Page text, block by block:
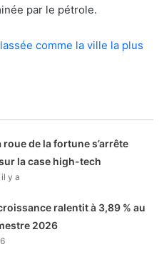
par le pétrole.
comme la ville la plus
roue de la fortune s’arrête
la case high-tech
y a
ralentit à 3,89 % au
2026